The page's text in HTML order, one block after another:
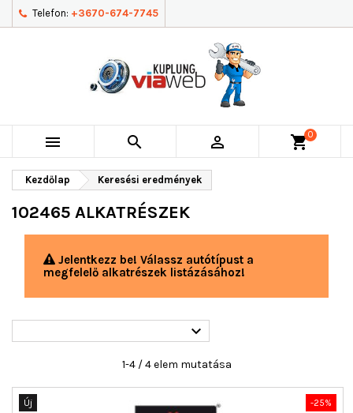
Telefon: +3670-674-7745
   shopping_cart0
Kezdőlap Keresési eredmények
102465 ALKATRÉSZEK
Jelentkezz be! Válassz autótípust a
megfelelő alkatrészek listázásához!

1-4 / 4 elem mutatása
-25%
Új